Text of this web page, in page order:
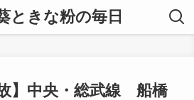
ときな粉の毎日
故】中央・総武線 船橋